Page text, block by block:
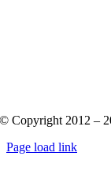
© Copyright 2012 –
Page load link